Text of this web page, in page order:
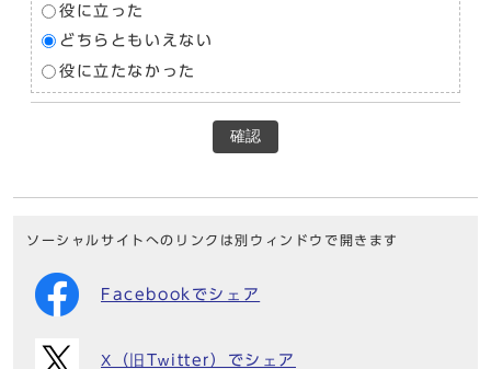
役に立った
どちらともいえない
役に立たなかった
確認
ソーシャルサイトへのリンクは別ウィンドウで開きます
Facebookでシェア
X（旧Twitter）でシェア